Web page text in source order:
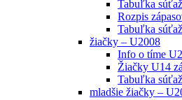
Tabuľka
Rozpis
Tabuľka
žiačky – U2008
Info o tíme
Žiačky U14
Tabuľka
mladšie žiačky –